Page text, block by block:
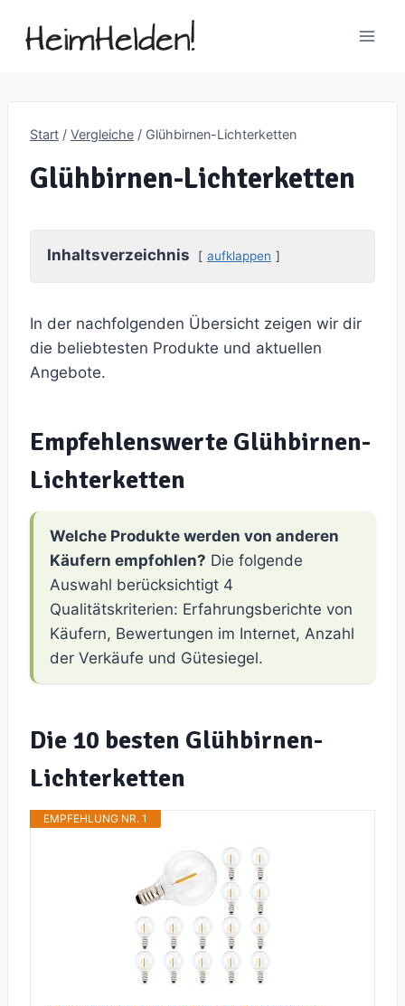
Inhalt
Start / Vergleiche / Glühbirnen-Lichterketten
Glühbirnen-Lichterketten
Inhaltsverzeichnis aufklappen
In der nachfolgenden Übersicht zeigen wir dir
die beliebtesten Produkte und aktuellen
Angebote.
Empfehlenswerte Glühbirnen-
Lichterketten
Welche Produkte werden von anderen
Käufern empfohlen? Die folgende
Auswahl berücksichtigt 4
Qualitätskriterien: Erfahrungsberichte von
Käufern, Bewertungen im Internet, Anzahl
der Verkäufe und Gütesiegel.
Die 10 besten Glühbirnen-
Lichterketten
EMPFEHLUNG NR. 1